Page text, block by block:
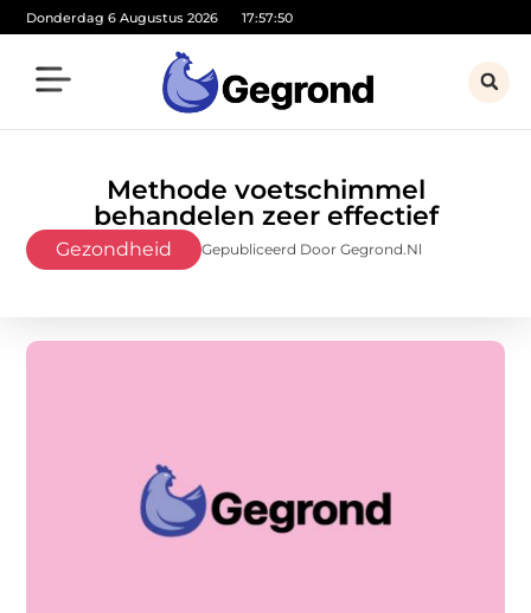
Donderdag 6 Augustus 2026 17:57:52
Methode voetschimmel
behandelen zeer effectief
Gezondheid Gepubliceerd Door Gegrond.nl